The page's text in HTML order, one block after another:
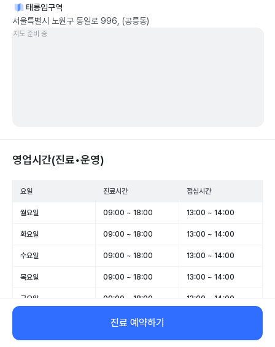
태릉입구역
서울특별시 노원구 동일로 996, (공릉동)
지도 준비 중
영업시간(진료•운영)
요일 진료시간 점심시간
월요일 09:00 ~ 18:00 13:00 ~ 14:00
화요일 09:00 ~ 18:00 13:00 ~ 14:00
수요일 09:00 ~ 18:00 13:00 ~ 14:00
목요일 09:00 ~ 18:00 13:00 ~ 14:00
금요일 09:00 ~ 18:00 13:00 ~ 14:00
09:00 ~ 13:00
일요일 휴무 -
진료 예약하기